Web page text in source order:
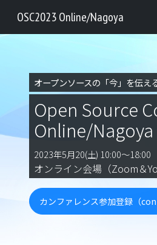
OSC2023 Online/Nagoya
オープンソースの「今」を伝え
Open Source
Online/Nagoya
2023年5月20(土) 10:00～18:00
オンライン会場（Zoom＆
カンファレンス参加登録（